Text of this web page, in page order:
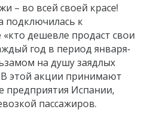
– во всей своей красе!
подключилась к
дешевле продаст свои
год в период января-
на душу заядлых
этой акции принимают
предприятия Испании,
пассажиров.